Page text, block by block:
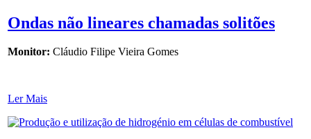
Ondas não lineares chamadas solitões
Monitor: Cláudio Filipe Vieira Gomes
Ler Mais